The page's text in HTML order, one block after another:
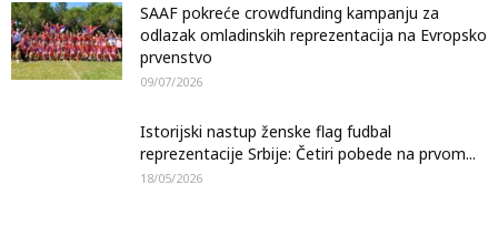
SAAF pokreće crowdfunding kampanju za
odlazak omladinskih reprezentacija na Evropsko
prvenstvo
09/07/2026
Istorijski nastup ženske flag fudbal
reprezentacije Srbije: Četiri pobede na prvom...
18/05/2026